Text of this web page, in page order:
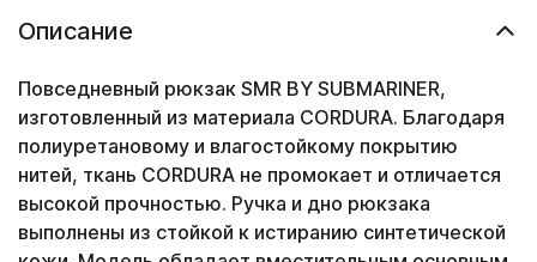
Описание
Повседневный рюкзак SMR BY SUBMARINER,
изготовленный из материала CORDURA. Благодаря
полиуретановому и влагостойкому покрытию
нитей, ткань CORDURA не промокает и отличается
высокой прочностью. Ручка и дно рюкзака
выполнены из стойкой к истиранию синтетической